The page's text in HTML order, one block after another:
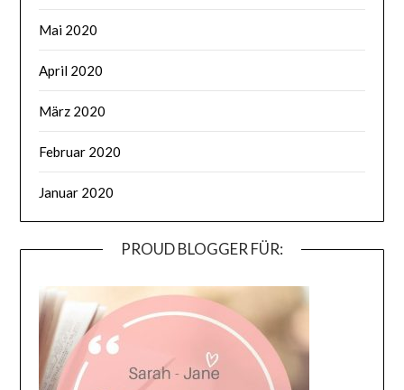
Mai 2020
April 2020
März 2020
Februar 2020
Januar 2020
PROUD BLOGGER FÜR: